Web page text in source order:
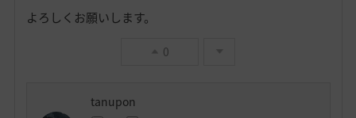
よろしくお願いします。
0
tanupon